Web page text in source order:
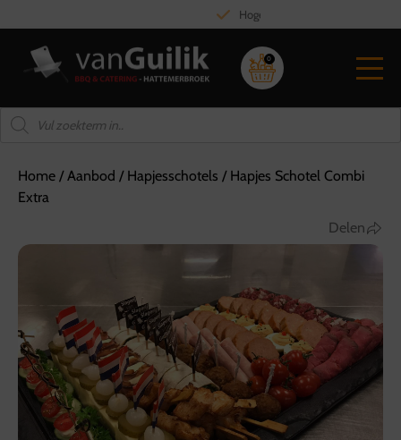
Hoge kwaliteit vlees
0
Home /Aanbod / Hapjesschotels / Hapjes Schotel Combi
Extra
Delen